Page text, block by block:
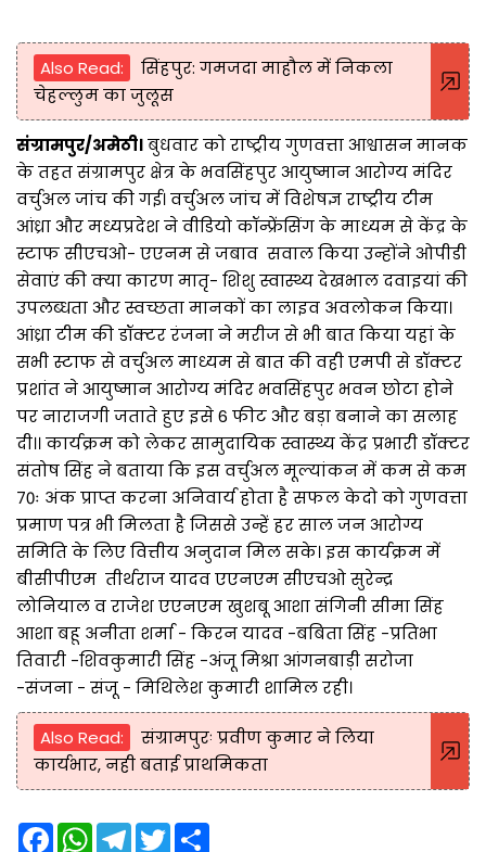
Also Read:
सिंहपुर: गमजदा माहौल में निकला
चेहल्लुम का जुलूस
संग्रामपुर/अमेठी।बुधवार को राष्ट्रीय गुणवत्ता आश्वासन मानक
के तहत संग्रामपुर क्षेत्र के भवसिंहपुर आयुष्मान आरोग्य मंदिर
वर्चुअल जांच की गई। वर्चुअल जांच में विशेषज्ञ राष्ट्रीय टीम
आंध्रा और मध्यप्रदेश ने वीडियो कॉन्फ्रेंसिंग के माध्यम से केंद्र के
स्टाफ सीएचओ- एएनम से जबाव सवाल किया उन्होंने ओपीडी
सेवाएं की क्या कारण मातृ- शिशु स्वास्थ्य देखभाल दवाइयां की
उपलब्धता और स्वच्छता मानकों का लाइव अवलोकन किया।
आंध्रा टीम की डॉक्टर रंजना ने मरीज से भी बात किया यहां के
सभी स्टाफ से वर्चुअल माध्यम से बात की वही एमपी से डॉक्टर
प्रशांत ने आयुष्मान आरोग्य मंदिर भवसिंहपुर भवन छोटा होने
पर नाराजगी जताते हुए इसे 6 फीट और बड़ा बनाने का सलाह
दी।। कार्यक्रम को लेकर सामुदायिक स्वास्थ्य केंद्र प्रभारी डॉक्टर
संतोष सिंह ने बताया कि इस वर्चुअल मूल्यांकन में कम से कम
70ः अंक प्राप्त करना अनिवार्य होता है सफल केदो को गुणवत्ता
प्रमाण पत्र भी मिलता है जिससे उन्हें हर साल जन आरोग्य
समिति के लिए वित्तीय अनुदान मिल सके। इस कार्यक्रम में
बीसीपीएम तीर्थराज यादव एएनएम सीएचओ सुरेन्द्र
लोनियाल व राजेश एएनएम खुशबू आशा संगिनी सीमा सिंह
आशा बहू अनीता शर्मा - किरन यादव -बबिता सिंह -प्रतिभा
तिवारी -शिवकुमारी सिंह -अंजू मिश्रा आंगनबाड़ी सरोजा
-संजना - संजू - मिथिलेश कुमारी शामिल रही।
Also Read:
संग्रामपुरः प्रवीण कुमार ने लिया
कार्यभार, नही बताई प्राथमिकता
F
W
T
T